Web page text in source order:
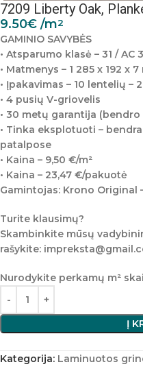
7209 Liberty Oak,
9.50€ /m2
GAMINIO SAVYBĖS
• Atsparumo klasė – 31 / AC 3
• Matmenys – 1 285 x 192 x 7
• Įpakavimas – 10 lentelių –
• 4 pusių V-griovelis
• 30 metų garantija
• Tinka eksplotuoti –
patalpose
• Kaina – 9,50 €/m²
• Kaina – 23,47 €/pakuotė
Gamintojas: Krono Original
Turite klausimų?
Skambinkite mūsų
rašykite:
Nurodykite perkamų m²
Į
Kategorija: Laminuotos